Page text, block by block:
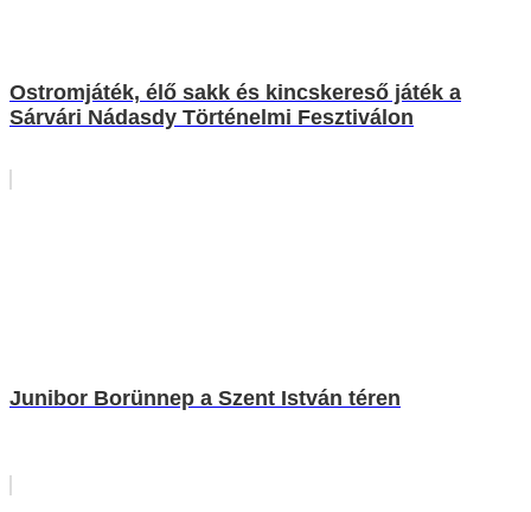
Ostromjáték, élő sakk és kincskereső játék a
Sárvári Nádasdy Történelmi Fesztiválon
Junibor Borünnep a Szent István téren